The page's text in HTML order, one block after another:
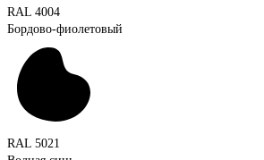
RAL 4004
Бордово-фиолетовый
RAL 5021